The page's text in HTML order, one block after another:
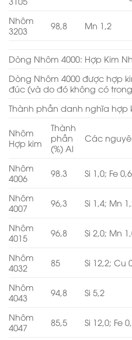
Nhôm
3203
98,8 Mn 1,2
Dòng Nhôm 4000: Hợp Kim
Dòng Nhôm 4000 được hợp
đúc (và do đó không có
Thành phần danh nghĩa hợp
Nhôm
Hợp kim
Thành
phần
(%) Al
Các
Nhôm
4006
98.3 Si 1,0; Fe
Nhôm
4007
96,3 Si 1,4; Mn
Nhôm
4015
96,8 Si 2,0; Mn
Nhôm
4032
85 Si 12,2; Cu
Nhôm
4043
94,8 Si 5,2
Nhôm
4047
85,5 Si 12,0; Fe